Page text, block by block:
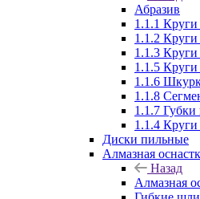
Абразив
1.1.1 Круги
1.1.2 Круги
1.1.3 Круги
1.1.5
1.1.6
1.1.8
1.1.7
1.1.4
Диски пильные
Алмазная
Назад
Алмазная